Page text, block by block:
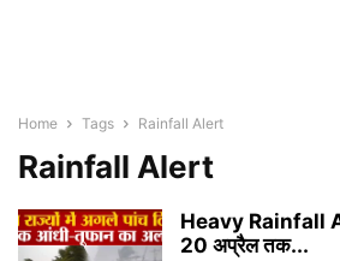
Home Tags Rainfall Alert
Rainfall Alert
Heavy Rainfall
20 अप्रैल तक...